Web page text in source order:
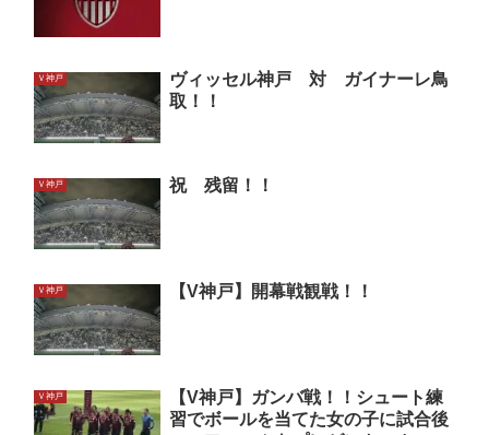
Ｖ神戸
ヴィッセル神戸 対 ガイナーレ鳥
取！！
Ｖ神戸 祝 残留！！
Ｖ神戸 【V神戸】開幕戦観戦！！
Ｖ神戸
【V神戸】ガンバ戦！！シュート練
習でボールを当てた女の子に試合後